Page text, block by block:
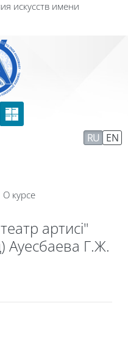
искусств имени
RU EN
О курсе
артисі"
Ауесбаева Г.Ж.